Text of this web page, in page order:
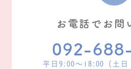
お電話でお問
092-
平日9:00〜18:00（土日